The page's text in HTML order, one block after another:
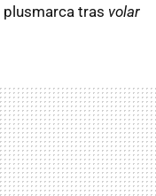
tras volar